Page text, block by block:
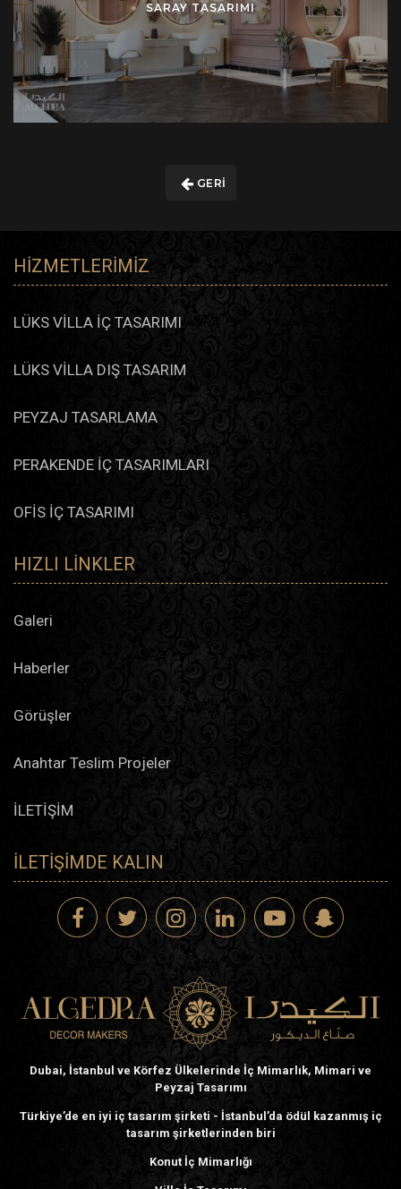
SARAY TASARIMI
GERI
HIZMETLERIMIZ
LÜKS VİLLA İÇ TASARIMI
LÜKS VİLLA DIŞ TASARIM
PEYZAJ TASARLAMA
PERAKENDE İÇ TASARIMLARI
OFİS İÇ TASARIMI
HIZLI LINKLER
Galeri
Haberler
Görüşler
Anahtar Teslim Projeler
İLETİŞİM
İLETIŞIMDE KALIN
Dubai, İstanbul ve Körfez Ülkelerinde İç Mimarlık, Mimari ve
Peyzaj Tasarımı
Türkiye’de en iyi iç tasarım şirketi - İstanbul’da ödül kazanmış iç
tasarım şirketlerinden biri
Konut İç Mimarlığı